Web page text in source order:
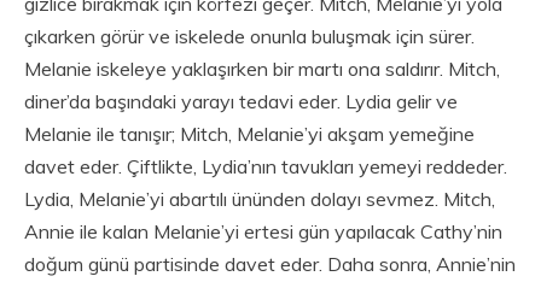
çıkarken görür ve iskelede onunla buluşmak için sürer.
Melanie iskeleye yaklaşırken bir martı ona saldırır. Mitch,
diner’da başındaki yarayı tedavi eder. Lydia gelir ve
Melanie ile tanışır; Mitch, Melanie’yi akşam yemeğine
davet eder. Çiftlikte, Lydia’nın tavukları yemeyi reddeder.
Lydia, Melanie’yi abartılı ününden dolayı sevmez. Mitch,
Annie ile kalan Melanie’yi ertesi gün yapılacak Cathy’nin
doğum günü partisinde davet eder. Daha sonra, Annie’nin